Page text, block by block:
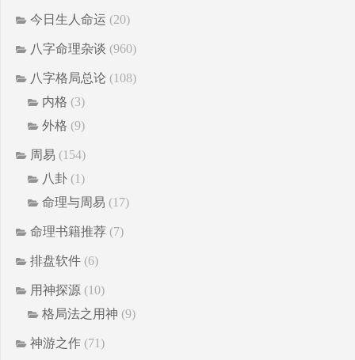
今日生人命运 (20)
八字命理杂谈 (960)
八字格局总论 (108)
内格 (3)
外格 (9)
周易 (154)
八卦 (1)
命理与周易 (17)
命理书籍推荐 (7)
排盘软件 (6)
用神探源 (10)
格局法之用神 (9)
神游之作 (71)